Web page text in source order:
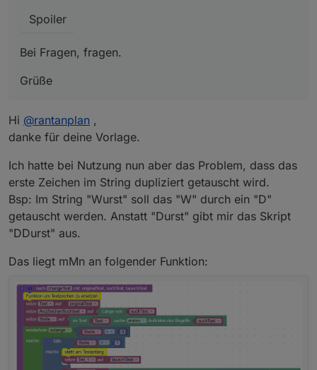
Spoiler
Bei Fragen, fragen.
Grüße
Hi @rantanplan ,
danke für deine Vorlage.
Ich hatte bei Nutzung nun aber das Problem, dass das
erste Zeichen im String dupliziert getauscht wird.
Bsp: Im String "Wurst" soll das "W" durch ein "D"
getauscht werden. Anstatt "Durst" gibt mir das Skript
"DDurst" aus.
Das liegt mMn an folgender Funktion: